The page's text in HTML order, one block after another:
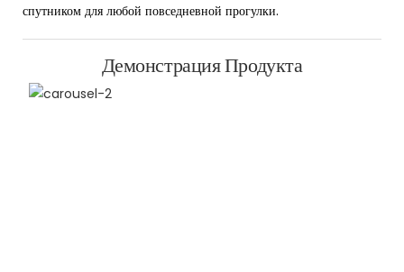
спутником для любой повседневной прогулки.
Демонстрация Продукта